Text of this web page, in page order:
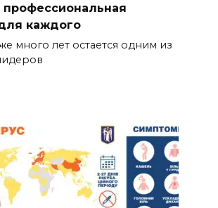
профессиональная
каждого
много лет остается одним из